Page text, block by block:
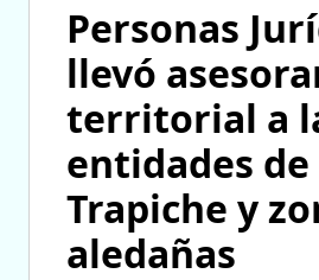
Personas
llevó
territorial a
entidades de
Trapiche y
aledañas